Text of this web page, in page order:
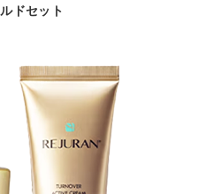
ドセット